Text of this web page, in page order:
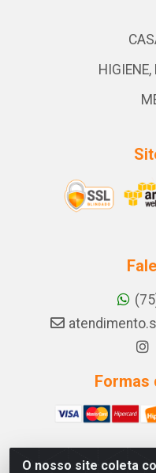
O nosso site coleta
Formas